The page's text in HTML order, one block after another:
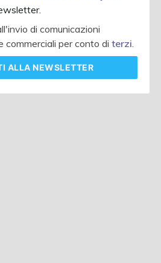
di comunicazioni
commerciali per conto diterzi
ALLA NEWSLETTER